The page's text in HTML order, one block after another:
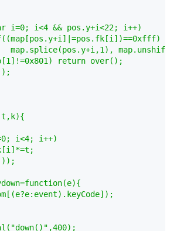
i=0; i<4 && pos.y+i<22; i++)
map.splice(pos.y+i,1),
return over();
i<4; i++)